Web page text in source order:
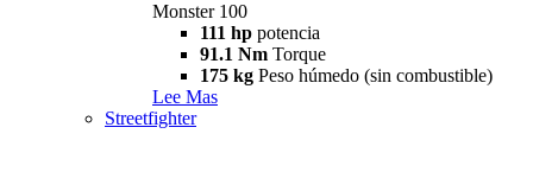
Monster 100
111 hp potencia
91.1 Nm Torque
175 kg Peso húmedo (sin combustible)
Lee Mas
Streetfighter